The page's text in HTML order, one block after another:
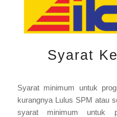
Syarat
Syarat minimum untuk
kurangnya Lulus SPM atau
syarat minimum untuk